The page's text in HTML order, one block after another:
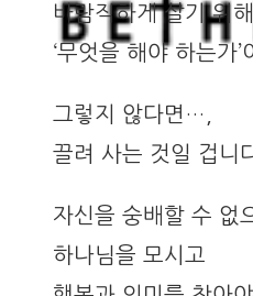
바람직하게 살기 위
‘무엇을 해야 하는가’
그렇지 않다면…,
끌려 사는 것일 겁니
자신을 숭배할 수 없
하나님을 모시고